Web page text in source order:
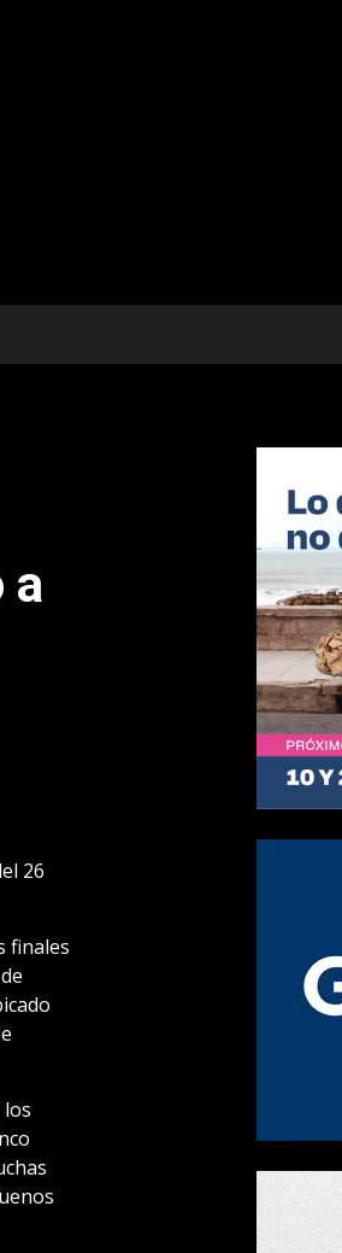
a
26
finales